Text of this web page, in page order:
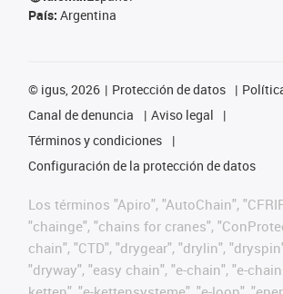
País: Argentina
© igus, 2026 Protección de datos
Canal de denuncia
Aviso legal
Términos y condiciones
Configuración de la protección de datos
Los términos "Apiro", "AutoChain",
"chainge", "chains for cranes",
chain", "CTD", "drygear", "drylin",
"dryway", "easy chain", "e-chain", "e-